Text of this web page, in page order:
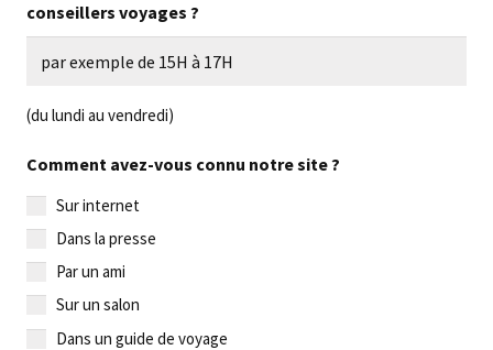
conseillers voyages ?
(du lundi au vendredi)
Comment avez-vous connu notre site ?
Sur internet
Dans la presse
Par un ami
Sur un salon
Dans un guide de voyage